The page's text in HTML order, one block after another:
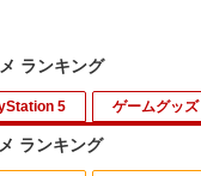
ランキング
5 ゲームグッズ
ランキング